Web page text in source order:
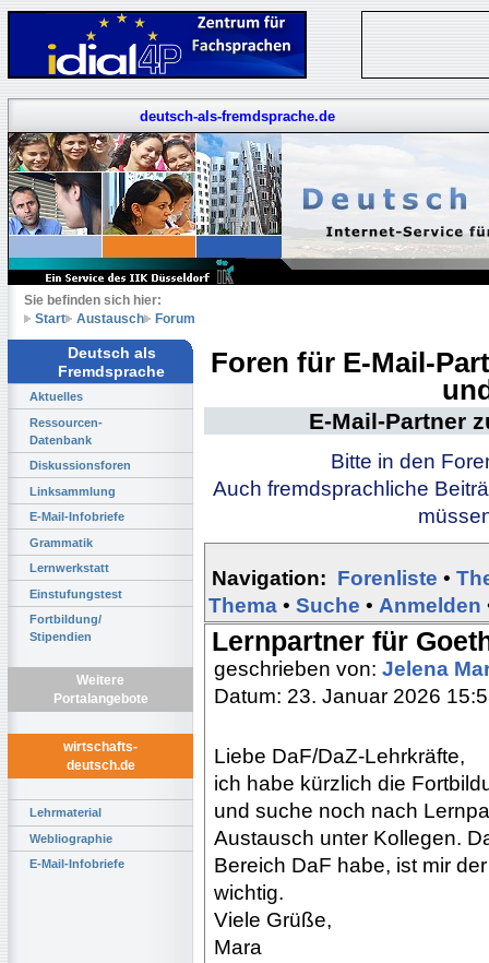
deutsch-als-fremdsprache.de
Sie befinden sich hier:
Start
Austausch Forum
Deutsch als
Fremdsprache
Aktuelles
Ressourcen-
Datenbank
Diskussionsforen
Linksammlung
E-Mail-Infobriefe
Grammatik
Lernwerkstatt
Einstufungstest
Fortbildung/
Stipendien
Weitere
Portalangebote
wirtschafts-
deutsch.de
Lehrmaterial
Webliographie
E-Mail-Infobriefe
Foren für E-Mail-
E-Mail-Partner
Bitte in den
Auch fremdsprachliche
Navigation: Forenliste •
Thema • Suche • Anmelden
Lernpartner für
geschrieben von: Jelena
Datum: 23. Januar 2026
Liebe DaF/DaZ-Lehrkräfte,
ich habe kürzlich die
und suche noch nach
Austausch unter Kollegen.
Bereich DaF habe, ist mir
wichtig.
Viele Grüße,
Mara